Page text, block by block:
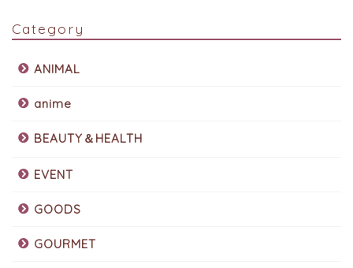
Category
ANIMAL
anime
BEAUTY＆HEALTH
EVENT
GOODS
GOURMET